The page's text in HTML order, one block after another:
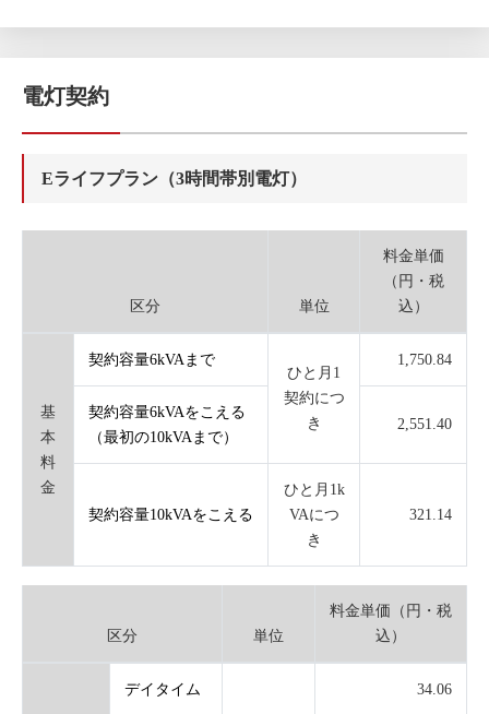
電灯契約
Eライフプラン（3時間帯別電灯）
区分 単位
料金単価
（円・税
込）
基
本
料
金
契約容量6kVAまで
ひと月1
契約につ
き
1,750.84
契約容量6kVAをこえる
（最初の10kVAまで）
2,551.40
契約容量10kVAをこえる
ひと月1k
VAにつ
き
321.14
区分 単位
料金単価（円・税
込）
デイタイム 34.06